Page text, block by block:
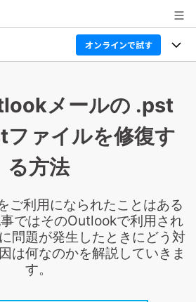
オンラインで試す
AI
復 & 補正ツール
for Email
メールの .pst
ァイルを修復す
る方法
ご利用になられたことはある
ではそのOutlookで利用され
問題が発生したときにどう対
は何なのかを解説していきま
す。